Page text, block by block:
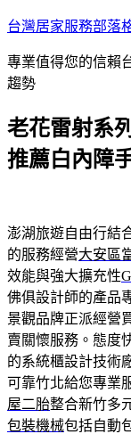
跳
主
要
容
台灣居家服務部落
專業值得您的信賴
趨勢
老花雷射系
推薦白內障
澎湖旅遊自由行結
的服務經營大安區
效能與強大擴充性
佛俱設計師的產品
景觀品牌正派經營
賣關懷服務。態度
的系統櫃設計技術
可靠竹北給您專業
屋二胎整合新竹多
包裝機械包括自動